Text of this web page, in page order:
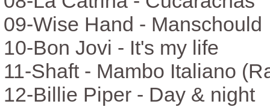
09-Wise Hand - Manschould
10-Bon Jovi - It's my life
11-Shaft - Mambo Italiano
12-Billie Piper - Day & night